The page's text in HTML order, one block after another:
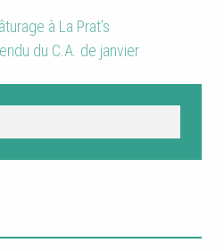
à La Prat’s
du C.A. de janvier